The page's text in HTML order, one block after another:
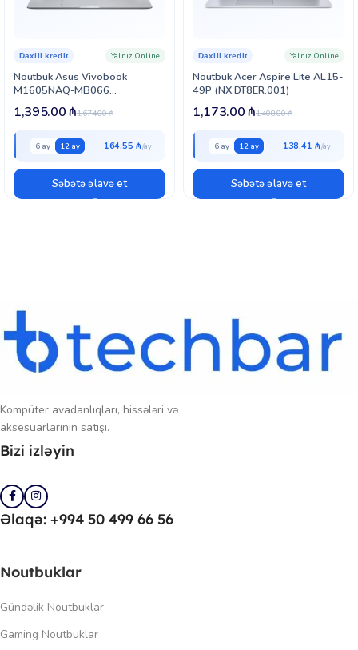
Noutbuk Asus Vivobook
M1605NAQ-MB066
(90NB1832-M004C0)
Daxili kredit Yalnız Online
1,674.00₼
1,395.00₼
6 ay 12 ay 164,55 ₼
Səbətə əlavə et
Noutbuk Acer Aspire Lite AL15-
49P (NX.DT8ER.001)
Daxili kredit Yalnız Online
1,408.00₼
1,173.00₼
6 ay 12 ay 138,41 ₼
Səbətə əlavə et
Kompüter avadanlıqları, hissələri və
aksesuarlarının satışı.
Bizi izləyin
Əlaqə: +994 50 499 66 56
Noutbuklar
Gündəlik Noutbuklar
Gaming Noutbuklar